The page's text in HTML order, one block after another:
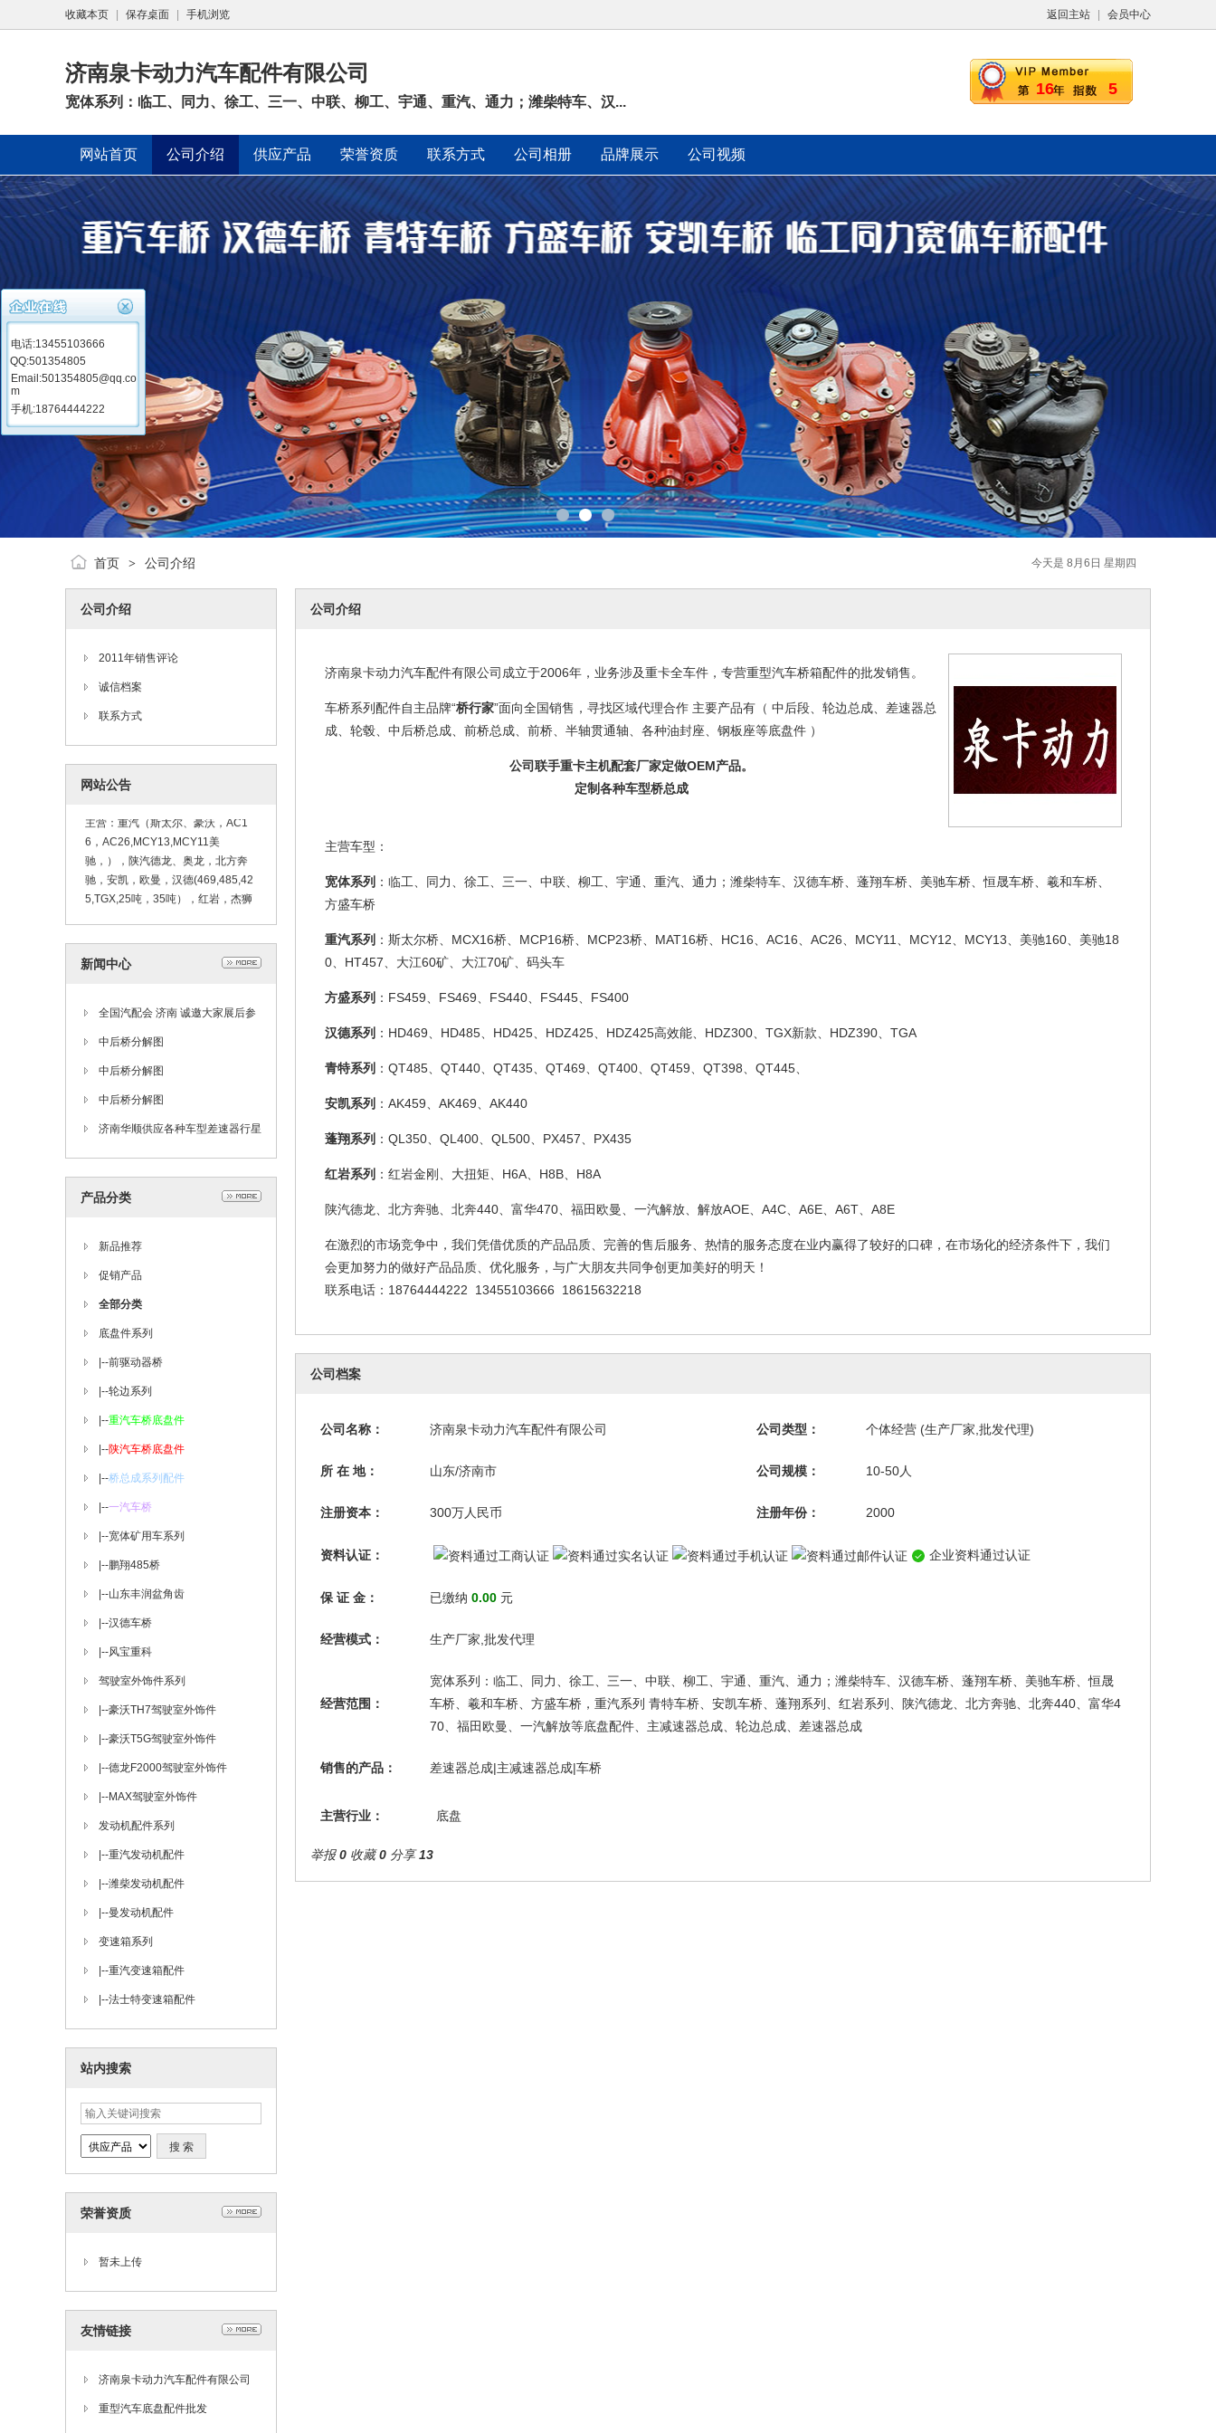
返回主站 会员中心
收藏本页 保存桌面 手机浏览
16 5
济南泉卡动力汽车配件有限公司
宽体系列：临工、同力、徐工、三一、中联、柳工、宇通、重汽、通力；潍柴特车、汉...
网站首页 公司介绍 供应产品 荣誉资质 联系方式 公司相册 品牌展示 公司视频
今天是 8月6日 星期四
首页 > 公司介绍
公司介绍
2011年销售评论
诚信档案
联系方式
网站公告
华菱方盛459桥），485三代 489桥
大江迈克 鹏翔桥 60矿 70矿 底盘车
桥配件
新闻中心
全国汽配会 济南 诚邀大家展后参
观 济南泉卡动力汽车配件有限公
司 www.jnqkdl.com
中后桥分解图
中后桥分解图
中后桥分解图
济南华顺供应各种车型差速器行星
轮 半轴齿 十字轴
产品分类
新品推荐
促销产品
全部分类
底盘件系列
|--前驱动器桥
|--轮边系列
|--重汽车桥底盘件
|--陕汽车桥底盘件
|--桥总成系列配件
|--一汽车桥
|--宽体矿用车系列
|--鹏翔485桥
|--山东丰润盆角齿
|--汉德车桥
|--风宝重科
驾驶室外饰件系列
|--豪沃TH7驾驶室外饰件
|--豪沃T5G驾驶室外饰件
|--德龙F2000驾驶室外饰件
|--MAX驾驶室外饰件
发动机配件系列
|--重汽发动机配件
|--潍柴发动机配件
|--曼发动机配件
变速箱系列
|--重汽变速箱配件
|--法士特变速箱配件
站内搜索
荣誉资质
暂未上传
友情链接
济南泉卡动力汽车配件有限公司
重型汽车底盘配件批发
公司介绍
济南泉卡动力汽车配件有限公司成立于2006年，业务涉及重卡全车件，专营重型汽车桥箱配件的批发销售。
车桥系列配件自主品牌“桥行家”面向全国销售，寻找区域代理合作 主要产品有（ 中后段、轮边总成、差速器总
成、轮毂、中后桥总成、前桥总成、前桥、半轴贯通轴、各种油封座、钢板座等底盘件 ）
公司联手重卡主机配套厂家定做OEM产品。
定制各种车型桥总成
主营车型：
宽体系列 ：临工、同力、徐工、三一、中联、柳工、宇通、重汽、通力；潍柴特车、汉德车桥、蓬翔车桥、美驰车桥、恒晟车桥、羲和车桥、
方盛车桥
重汽系列 ：斯太尔桥、MCX16桥、MCP16桥、MCP23桥、MAT16桥、HC16、AC16、AC26、MCY11、MCY12、MCY13、美驰160、美驰18
0、HT457、大江60矿、大江70矿、码头车
方盛系列 ：FS459、FS469、FS440、FS445、FS400
汉德系列 ：HD469、HD485、HD425、HDZ425、HDZ425高效能、HDZ300、TGX新款、HDZ390、TGA
青特系列 ：QT485、QT440、QT435、QT469、QT400、QT459、QT398、QT445、
安凯系列 ：AK459、AK469、AK440
蓬翔系列 ：QL350、QL400、QL500、PX457、PX435
红岩系列 ：红岩金刚、大扭矩、H6A、H8B、H8A
陕汽德龙、北方奔驰、北奔440、富华470、福田欧曼、一汽解放、解放AOE、A4C、A6E、A6T、A8E
在激烈的市场竞争中，我们凭借优质的产品品质、完善的售后服务、热情的服务态度在业内赢得了较好的口碑，在市场化的经济条件下，我们
会更加努力的做好产品品质、优化服务，与广大朋友共同争创更加美好的明天！
联系电话：18764444222 13455103666 18615632218
公司档案
公司名称： 济南泉卡动力汽车配件有限公司 公司类型： 个体经营 (生产厂家,批发代理)
所 在 地： 山东/济南市 公司规模： 10-50人
注册资本： 300万人民币 注册年份： 2000
资料认证： 企业资料通过认证
保 证 金： 已缴纳 0.00 元
经营模式： 生产厂家,批发代理
经营范围：
宽体系列：临工、同力、徐工、三一、中联、柳工、宇通、重汽、通力；潍柴特车、汉德车桥、蓬翔车桥、美驰车桥、恒晟
车桥、羲和车桥、方盛车桥，重汽系列 青特车桥、安凯车桥、蓬翔系列、红岩系列、陕汽德龙、北方奔驰、北奔440、富华4
70、福田欧曼、一汽解放等底盘配件、主减速器总成、轮边总成、差速器总成
销售的产品： 差速器总成|主减速器总成|车桥
主营行业： 底盘
举报0 收藏0 分享13
电话:13455103666
QQ:501354805
Email:501354805@qq.co
m
手机:18764444222